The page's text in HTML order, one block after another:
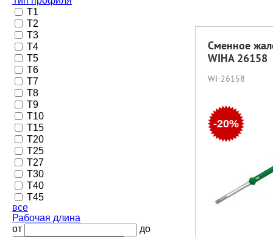
T1
T2
T3
T4
T5
T6
T7
T8
T9
T10
T15
T20
T25
T27
T30
T40
T45
все
Рабочая длина
от
до
Сменное
WIHA 26158
WI-26158
-20%